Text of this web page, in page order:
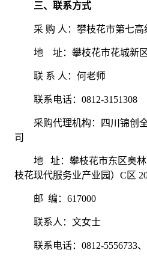
三、联系方式
采 购 人：攀枝花市第七高
地 址：攀枝花市花城新
联 系 人：何老师
联系电话： 0812-3151308
采购代理机构：四川锦创
司
地 址：攀枝花市东区奥
枝花现代服务业产业园）C区
邮 编： 617000
联系人：文女士
联系电话： 0812-5556733